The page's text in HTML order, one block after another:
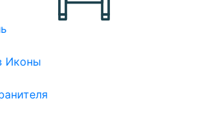
Иконы